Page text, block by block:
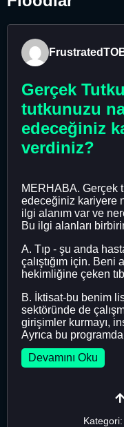
Gerçek
tutkunuzu
edeceğiniz
verdiniz?
MERHABA. Gerçek
edeceğiniz kariyere
ilgi alanım var ve
Bu ilgi alanları
A. Tıp - şu anda
çalıştığım için.
hekimliğine çeken
B. İktisat-bu benim
sektöründe de
girişimler kurmayı,
Ayrıca bu
Devamını Oku
Kategori: